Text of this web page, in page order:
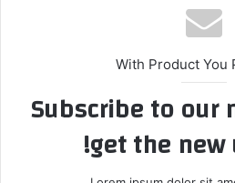
With Product You
Subscribe to our
get the new